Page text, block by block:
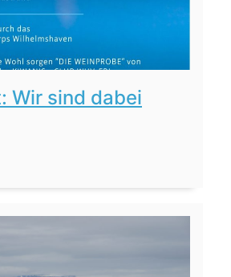
Wir sind dabei